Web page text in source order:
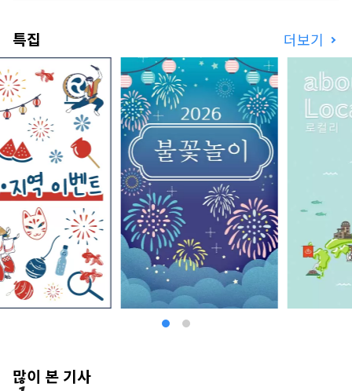
특집 더보기
많이 본 기사